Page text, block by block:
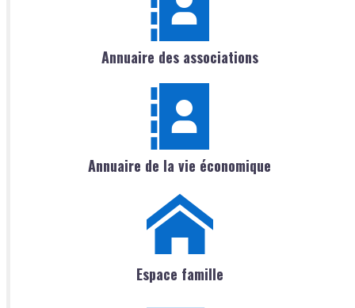
Annuaire des associations
Annuaire de la vie économique
Espace famille